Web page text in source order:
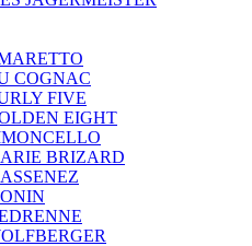
COGNAC
FIVE
EIGHT
BRIZARD